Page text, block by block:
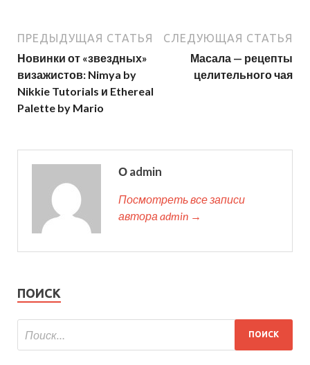
ПРЕДЫДУЩАЯ СТАТЬЯ
Новинки от «звездных»
визажистов: Nimya by
Nikkie Tutorials и Ethereal
Palette by Mario
СЛЕДУЮЩАЯ СТАТЬЯ
Масала — рецепты
целительного чая
О admin
Посмотреть все записи
автора admin →
ПОИСК